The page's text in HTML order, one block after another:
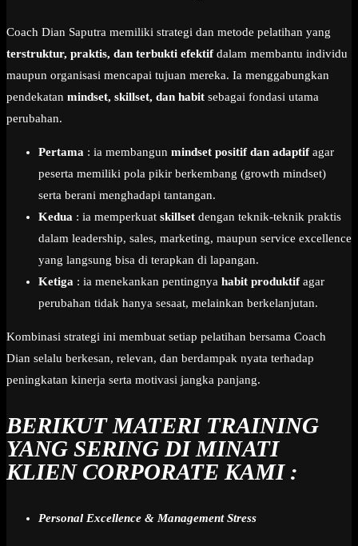
Coach Dian Saputra memiliki strategi dan metode pelatihan yang
terstruktur, praktis, dan terbukti efektifdalam membantu individu
maupun organisasi mencapai tujuan mereka. Ia menggabungkan
pendekatan mindset, skillset, dan habit sebagai fondasi utama
perubahan.
Pertama : ia membangun mindset positif dan adaptifagar
peserta memiliki pola pikir berkembang (growth mindset)
serta berani menghadapi tantangan.
Kedua : ia memperkuat skillset dengan teknik-teknik praktis
dalam leadership, sales, marketing, maupun service excellence
yang langsung bisa di terapkan di lapangan.
Ketiga : ia menekankan pentingnya habit produktifagar
perubahan tidak hanya sesaat, melainkan berkelanjutan.
Kombinasi strategi ini membuat setiap pelatihan bersama Coach
Dian selalu berkesan, relevan, dan berdampak nyata terhadap
peningkatan kinerja serta motivasi jangka panjang.
BERIKUT MATERI TRAINING
YANG SERING DI MINATI
KLIEN CORPORATE KAMI :
Personal Excellence & Management Stress